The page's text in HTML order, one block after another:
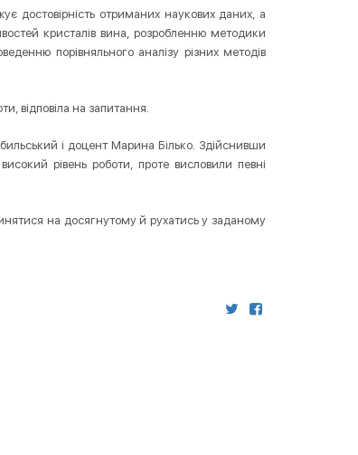
достовірність отриманих наукових даних, а
кристалів вина, розробленню методики
порівняльного аналізу різних методів
відповіла на запитання.
і доцент Марина Білько. Здійснивши
рівень роботи, проте висловили певні
на досягнутому й рухатись у заданому